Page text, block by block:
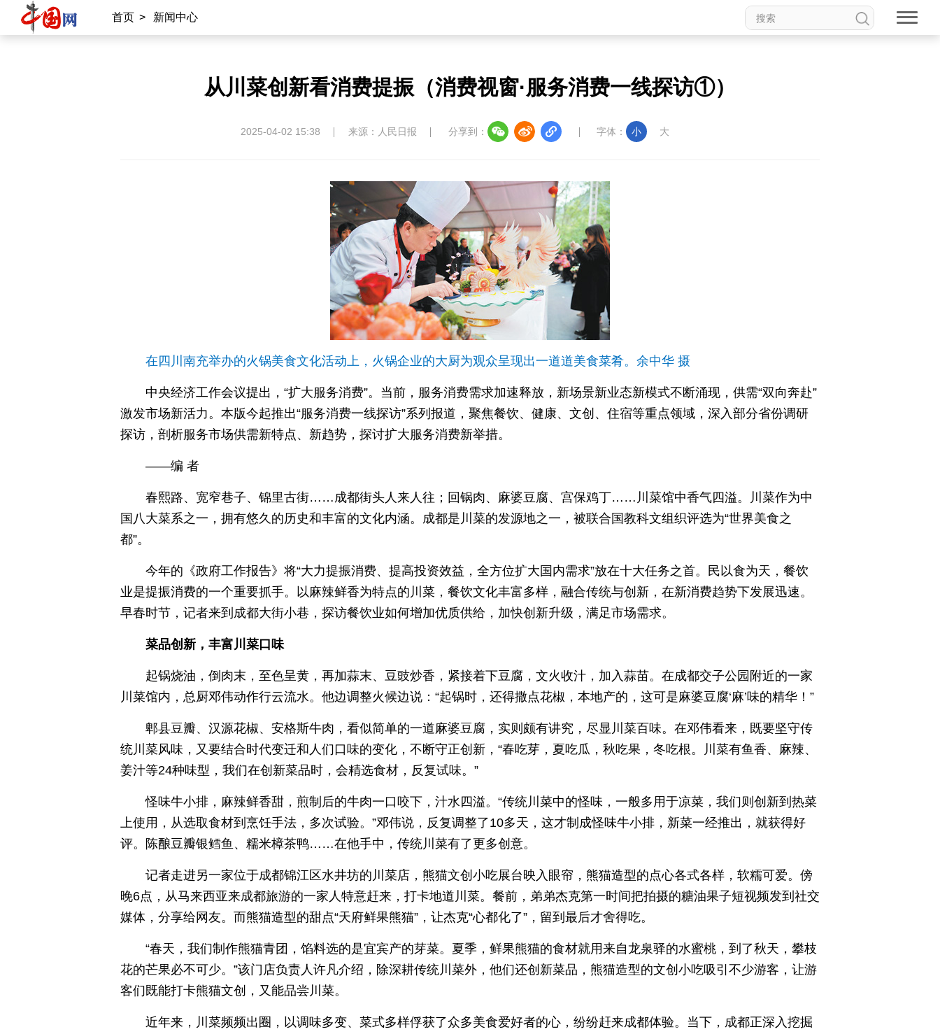
首页 > 新闻中心
从川菜创新看消费提振（消费视窗·服务消费一线探访①）
2025-04-02 15:38 来源：人民日报 分享到： 字体： 小 大
在四川南充举办的火锅美食文化活动上，火锅企业的大厨为观众呈现出一道道美食菜肴。 余中华 摄
中央经济工作会议提出，“扩大服务消费”。当前，服务消费需求加速释放，新场景新业态新模式不断涌现，供需“双向奔赴”
激发市场新活力。本版今起推出“服务消费一线探访”系列报道，聚焦餐饮、健康、文创、住宿等重点领域，深入部分省份调研
探访，剖析服务市场供需新特点、新趋势，探讨扩大服务消费新举措。
——编 者
春熙路、宽窄巷子、锦里古街……成都街头人来人往；回锅肉、麻婆豆腐、宫保鸡丁……川菜馆中香气四溢。川菜作为中
国八大菜系之一，拥有悠久的历史和丰富的文化内涵。成都是川菜的发源地之一，被联合国教科文组织评选为“世界美食之
都”。
今年的《政府工作报告》将“大力提振消费、提高投资效益，全方位扩大国内需求”放在十大任务之首。民以食为天，餐饮
业是提振消费的一个重要抓手。以麻辣鲜香为特点的川菜，餐饮文化丰富多样，融合传统与创新，在新消费趋势下发展迅速。
早春时节，记者来到成都大街小巷，探访餐饮业如何增加优质供给，加快创新升级，满足市场需求。
菜品创新，丰富川菜口味
起锅烧油，倒肉末，至色呈黄，再加蒜末、豆豉炒香，紧接着下豆腐，文火收汁，加入蒜苗。在成都交子公园附近的一家
川菜馆内，总厨邓伟动作行云流水。他边调整火候边说：“起锅时，还得撒点花椒，本地产的，这可是麻婆豆腐‘麻’味的精华！”
郫县豆瓣、汉源花椒、安格斯牛肉，看似简单的一道麻婆豆腐，实则颇有讲究，尽显川菜百味。在邓伟看来，既要坚守传
统川菜风味，又要结合时代变迁和人们口味的变化，不断守正创新，“春吃芽，夏吃瓜，秋吃果，冬吃根。川菜有鱼香、麻辣、
姜汁等24种味型，我们在创新菜品时，会精选食材，反复试味。”
怪味牛小排，麻辣鲜香甜，煎制后的牛肉一口咬下，汁水四溢。“传统川菜中的怪味，一般多用于凉菜，我们则创新到热菜
上使用，从选取食材到烹饪手法，多次试验。”邓伟说，反复调整了10多天，这才制成怪味牛小排，新菜一经推出，就获得好
评。陈酿豆瓣银鳕鱼、糯米樟茶鸭……在他手中，传统川菜有了更多创意。
记者走进另一家位于成都锦江区水井坊的川菜店，熊猫文创小吃展台映入眼帘，熊猫造型的点心各式各样，软糯可爱。傍
晚6点，从马来西亚来成都旅游的一家人特意赶来，打卡地道川菜。餐前，弟弟杰克第一时间把拍摄的糖油果子短视频发到社交
媒体，分享给网友。而熊猫造型的甜点“天府鲜果熊猫”，让杰克“心都化了”，留到最后才舍得吃。
“春天，我们制作熊猫青团，馅料选的是宜宾产的芽菜。夏季，鲜果熊猫的食材就用来自龙泉驿的水蜜桃，到了秋天，攀枝
花的芒果必不可少。”该门店负责人许凡介绍，除深耕传统川菜外，他们还创新菜品，熊猫造型的文创小吃吸引不少游客，让游
客们既能打卡熊猫文创，又能品尝川菜。
近年来，川菜频频出圈，以调味多变、菜式多样俘获了众多美食爱好者的心，纷纷赶来成都体验。当下，成都正深入挖掘